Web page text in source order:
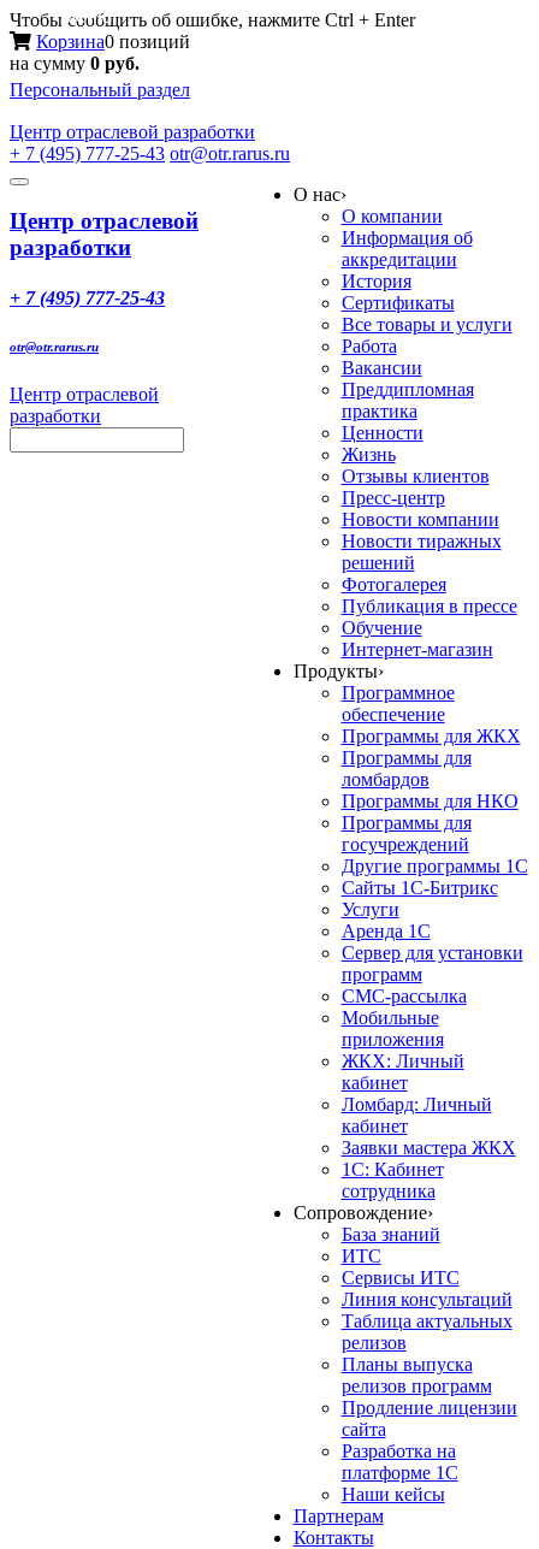
Чтобы сообщить об ошибке, нажмите Ctrl + Enter
Корзина0 позиций
на сумму 0 руб.
Персональный раздел
Центр отраслевой разработки
+ 7 (495) 777-25-43 otr@otr.rarus.ru
Toggle
Меню
Центр отраслевой
разработки
+ 7 (495) 777-25-43
otr@otr.rarus.ru
Центр отраслевой
разработки
О нас›
О компании
Информация об
аккредитации
История
Сертификаты
Все товары и услуги
Работа
Вакансии
Преддипломная
практика
Ценности
Жизнь
Отзывы клиентов
Пресс-центр
Новости компании
Новости тиражных
решений
Фотогалерея
Публикация в прессе
Обучение
Интернет-магазин
Продукты›
Программное
обеспечение
Программы для ЖКХ
Программы для
ломбардов
Программы для НКО
Программы для
госучреждений
Другие программы 1С
Сайты 1С-Битрикс
Услуги
Аренда 1С
Сервер для установки
программ
СМС-рассылка
Мобильные
приложения
ЖКХ: Личный
кабинет
Ломбард: Личный
кабинет
Заявки мастера ЖКХ
1С: Кабинет
сотрудника
Сопровождение›
База знаний
ИТС
Сервисы ИТС
Линия консультаций
Таблица актуальных
релизов
Планы выпуска
релизов программ
Продление лицензии
сайта
Разработка на
платформе 1С
Наши кейсы
Партнерам
Контакты